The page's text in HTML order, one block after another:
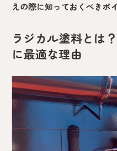
えの際に知っておくべきポ
ラジカル塗料とは
に最適な理由